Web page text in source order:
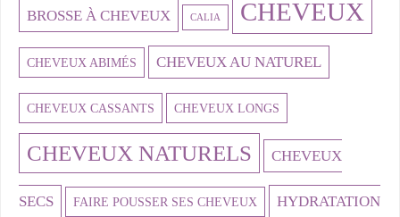
BROSSE À CHEVEUX CALIA CHEVEUX
CHEVEUX ABIMÉS CHEVEUX AU NATUREL
CHEVEUX CASSANTS CHEVEUX LONGS
CHEVEUX NATURELS CHEVEUX
SECS FAIRE POUSSER SES CHEVEUX HYDRATATION